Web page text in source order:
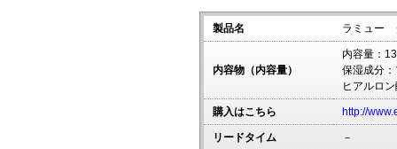
製品名 ラミュー
内容物（内容量）
内容量：
保湿成分
ヒアルロ
購入はこちら http://
リードタイム －